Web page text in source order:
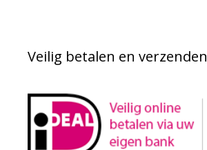
Veilig betalen en verzenden